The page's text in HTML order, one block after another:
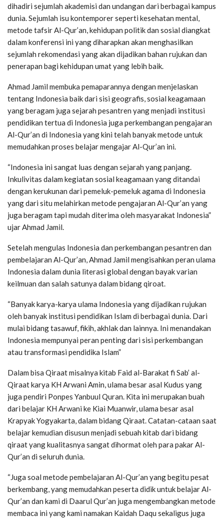
dihadiri sejumlah akademisi dan undangan dari berbagai kampus
dunia. Sejumlah isu kontemporer seperti kesehatan mental,
metode tafsir Al-Qur’an, kehidupan politik dan sosial diangkat
dalam konferensi ini yang diharapkan akan menghasilkan
sejumlah rekomendasi yang akan dijadikan bahan rujukan dan
penerapan bagi kehidupan umat yang lebih baik.
Ahmad Jamil membuka pemaparannya dengan menjelaskan
tentang Indonesia baik dari sisi geografis, sosial keagamaan
yang beragam juga sejarah pesantren yang menjadi institusi
pendidikan tertua di Indonesia juga perkembangan pengajaran
Al-Qur’an di Indonesia yang kini telah banyak metode untuk
memudahkan proses belajar mengajar Al-Qur’an ini.
“Indonesia ini sangat luas dengan sejarah yang panjang.
Inkulivitas dalam kegiatan sosial keagamaan yang ditandai
dengan kerukunan dari pemeluk-pemeluk agama di Indonesia
yang dari situ melahirkan metode pengajaran Al-Qur’an yang
juga beragam tapi mudah diterima oleh masyarakat Indonesia”
ujar Ahmad Jamil.
Setelah mengulas Indonesia dan perkembangan pesantren dan
pembelajaran Al-Qur’an, Ahmad Jamil mengisahkan peran ulama
Indonesia dalam dunia literasi global dengan bayak varian
keilmuan dan salah satunya dalam bidang qiroat.
“Banyak karya-karya ulama Indonesia yang dijadikan rujukan
oleh banyak institusi pendidikan Islam di berbagai dunia. Dari
mulai bidang tasawuf, fikih, akhlak dan lainnya. Ini menandakan
Indonesia mempunyai peran penting dari sisi perkembangan
atau transformasi pendidika Islam”
Dalam bisa Qiraat misalnya kitab Faid al-Barakat fi Sab’ al-
Qiraat karya KH Arwani Amin, ulama besar asal Kudus yang
juga pendiri Ponpes Yanbuul Quran. Kita ini merupakan buah
dari belajar KH Arwani ke Kiai Muanwir, ulama besar asal
Krapyak Yogyakarta, dalam bidang Qiraat. Catatan-cataan saat
belajar kemudian disusun menjadi sebuah kitab dari bidang
qiraat yang kualitasnya sangat dihormat oleh para pakar Al-
Qur’an di seluruh dunia.
“Juga soal metode pembelajaran Al-Qur’an yang begitu pesat
berkembang, yang memudahkan peserta didik untuk belajar Al-
Qur’an dan kami di Daarul Qur’an juga mengembangkan metode
membaca ini yang kami namakan Kaidah Daqu sekaligus juga